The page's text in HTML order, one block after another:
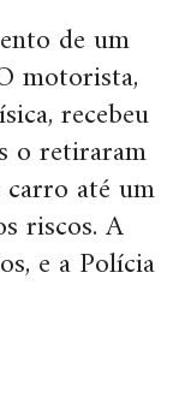
de um
motorista,
recebeu
o retiraram
até um
riscos. A
e a Polícia